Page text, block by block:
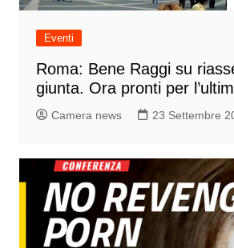
Eventi
Roma: Bene Raggi su
giunta. Ora pronti per
Camera news 23 Settembre